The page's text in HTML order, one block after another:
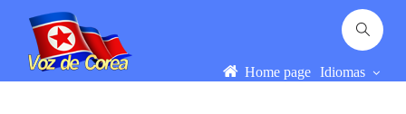
Home page Idiomas